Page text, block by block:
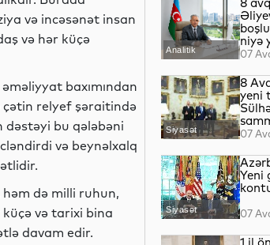
və incəsənət insan
və hər küçə
baxımından
çətin relyef şəraitində
dəstəyi bu qələbəni
və beynəlxalq
həm də milli ruhun,
küçə və tarixi bina
davam edir.
Analitik
niyə
07
Siyasət
8
yeni
07
Siyasət
Yeni
07